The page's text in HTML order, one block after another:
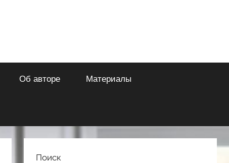
Об авторе Материалы
Поиск